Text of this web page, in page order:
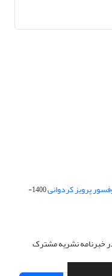
پرویز کردوانی
1400-
خبرنامه نشریه مشترک